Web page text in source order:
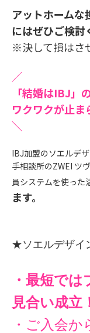
アットホーム
にはぜひご検討
※決して損はさ
／
「結婚はIBJ」
ワクワクが止ま
＼
IBJ加盟のソエルデ
手相談所のZWEI ツ
員システムを使った
ます。
★ソエルデザイ
・最短で
見合い成立
・ご入会